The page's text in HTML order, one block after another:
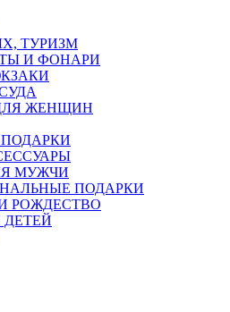
ТУРИЗМ
И ФОНАРИ
ЖЕНЩИН
МУЖЧИ
ПОДАРКИ
РОЖДЕСТВО